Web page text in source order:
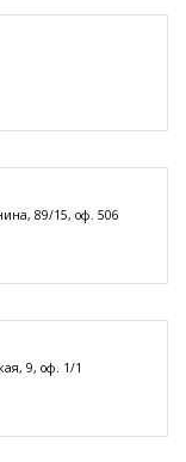
89/15, оф. 506
9, оф. 1/1